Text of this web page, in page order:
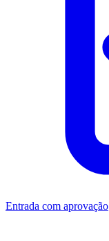
Entrada com aprovação